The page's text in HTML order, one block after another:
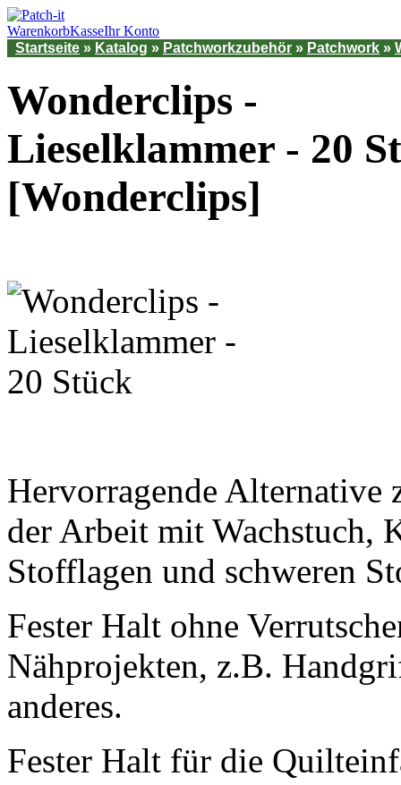
WarenkorbKasseIhr Konto
Startseite » Katalog » Patchworkzubehör » Patchwork »
Wonderclips -
Lieselklammer - 20
[Wonderclips]
Hervorragende Alternative
der Arbeit mit Wachstuch,
Stofflagen und schweren
Fester Halt ohne
Nähprojekten, z.B.
anderes.
Fester Halt für die